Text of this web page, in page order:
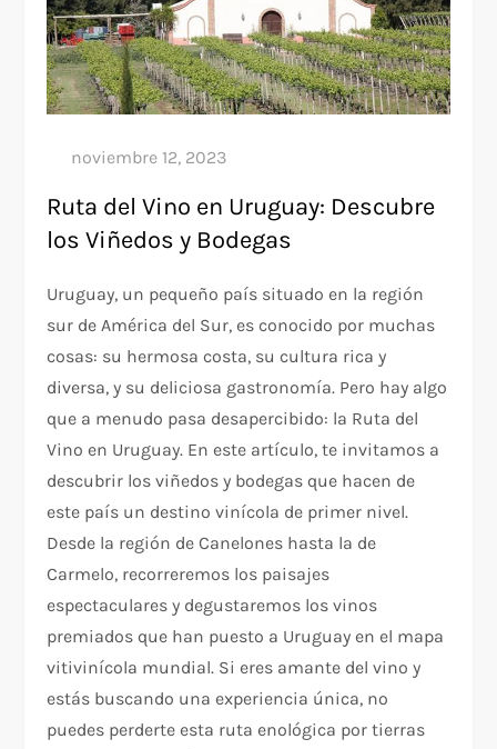
Ruta del Vino en Uruguay: Descubre
los Viñedos y Bodegas
Uruguay, un pequeño país situado en la región
sur de América del Sur, es conocido por muchas
cosas: su hermosa costa, su cultura rica y
diversa, y su deliciosa gastronomía. Pero hay algo
que a menudo pasa desapercibido: la Ruta del
Vino en Uruguay. En este artículo, te invitamos a
descubrir los viñedos y bodegas que hacen de
este país un destino vinícola de primer nivel.
Desde la región de Canelones hasta la de
Carmelo, recorreremos los paisajes
espectaculares y degustaremos los vinos
premiados que han puesto a Uruguay en el mapa
vitivinícola mundial. Si eres amante del vino y
estás buscando una experiencia única, no
puedes perderte esta ruta enológica por tierras